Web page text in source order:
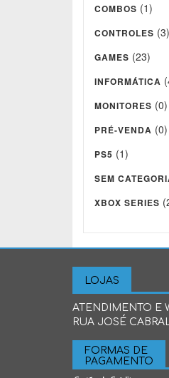
COMBOS (1)
CONTROLES (3)
GAMES (23)
INFORMÁTICA
MONITORES (0)
PRÉ-VENDA (0)
PS5 (1)
SEM
XBOX SERIES
LOJAS
ATENDIMENTO E
RUA JOSÉ
FORMAS DE
PAGAMENTO